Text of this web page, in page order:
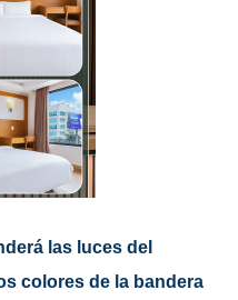
las luces del
colores de la bandera